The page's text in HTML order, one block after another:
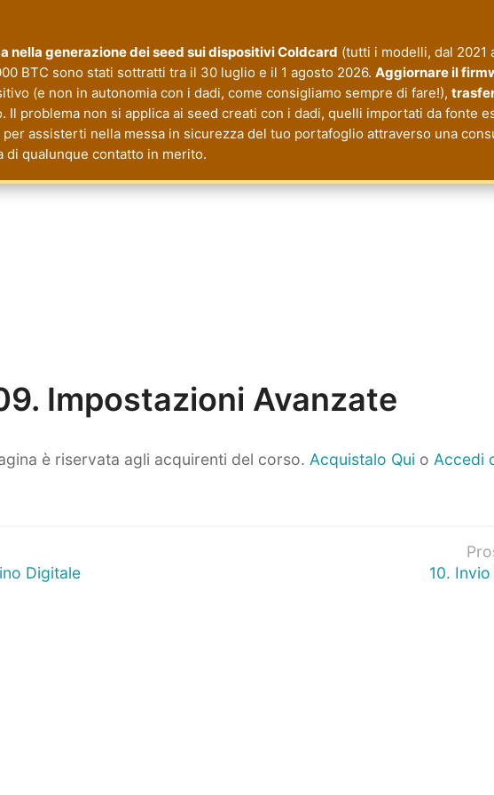
nella generazione dei seed sui dispositivi Coldcard (tutti i modelli, dal
BTC sono stati sottratti tra il 30 luglio e il 1 agosto 2026. Aggiornare il
(e non in autonomia con i dadi, come consigliamo sempre di fare!),
problema non si applica ai seed creati con i dadi, quelli importati da fonte
assisterti nella messa in sicurezza del tuo portafoglio attraverso una
di qualunque contatto in merito.
Impostazioni Avanzate
è riservata agli acquirenti del corso. Acquistalo Qui o Accedi
Digitale 10. Invio